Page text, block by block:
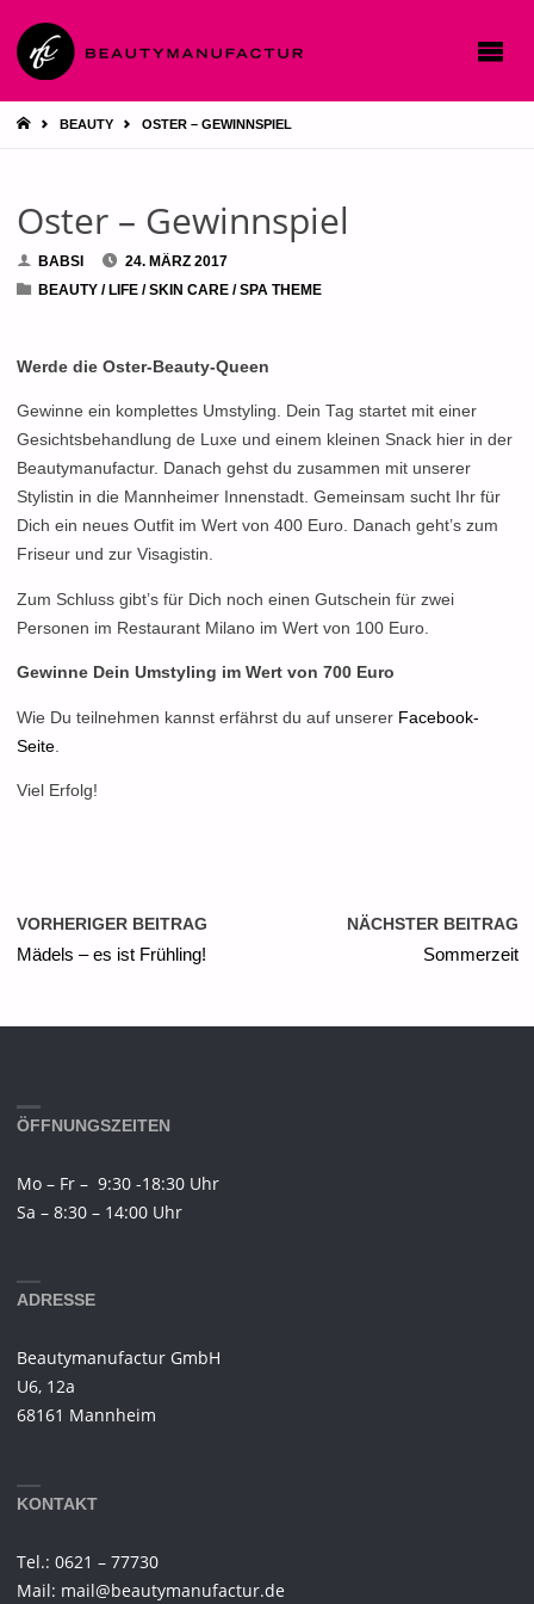
STARTSEITE
BEAUTY OSTER – GEWINNSPIEL
Oster – Gewinnspiel
BABSI
24. MÄRZ 2017
BEAUTY / LIFE /SKIN CARE /SPA THEME
Werde die Oster-Beauty-Queen
Gewinne ein komplettes Umstyling. Dein Tag startet mit einer
Gesichtsbehandlung de Luxe und einem kleinen Snack hier in der
Beautymanufactur. Danach gehst du zusammen mit unserer
Stylistin in die Mannheimer Innenstadt. Gemeinsam sucht Ihr für
Dich ein neues Outfit im Wert von 400 Euro. Danach geht’s zum
Friseur und zur Visagistin.
Zum Schluss gibt’s für Dich noch einen Gutschein für zwei
Personen im Restaurant Milano im Wert von 100 Euro.
Gewinne Dein Umstyling im Wert von 700 Euro
Wie Du teilnehmen kannst erfährst du auf unserer Facebook-
Seite.
Viel Erfolg!
VORHERIGER BEITRAG
Mädels – es ist Frühling!
NÄCHSTER BEITRAG
Sommerzeit
ÖFFNUNGSZEITEN
Mo – Fr – 9:30 -18:30 Uhr
Sa – 8:30 – 14:00 Uhr
ADRESSE
Beautymanufactur GmbH
U6, 12a
68161 Mannheim
KONTAKT
Tel.: 0621 – 77730
Mail: mail@beautymanufactur.de